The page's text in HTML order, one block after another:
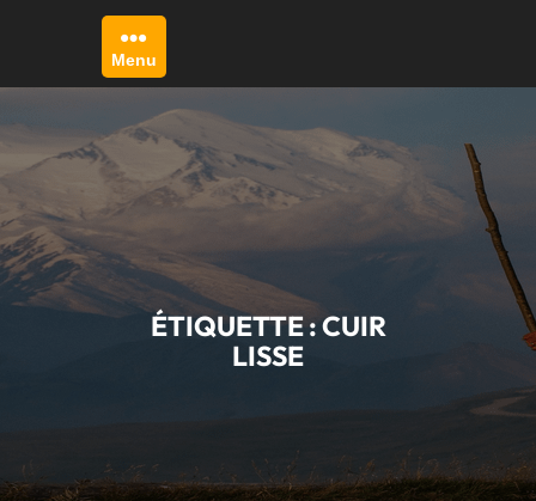
Menu
ÉTIQUETTE :CUIR
LISSE